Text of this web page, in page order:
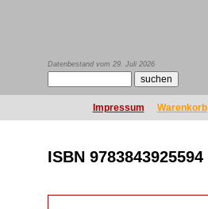
Datenbestand vom 29. Juli 2026
Impressum Warenkorb
ISBN 9783843925594